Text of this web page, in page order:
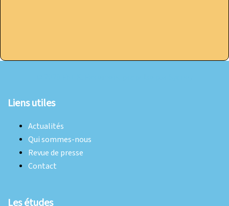
Liens utiles
Actualités
Qui sommes-nous
Revue de presse
Contact
Les études